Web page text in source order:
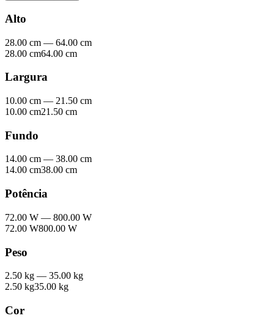
Alto
28.00 cm — 64.00 cm
28.00 cm64.00 cm
Largura
10.00 cm — 21.50 cm
10.00 cm21.50 cm
Fundo
14.00 cm — 38.00 cm
14.00 cm38.00 cm
Potência
72.00 W — 800.00 W
72.00 W800.00 W
Peso
2.50 kg — 35.00 kg
2.50 kg35.00 kg
Cor